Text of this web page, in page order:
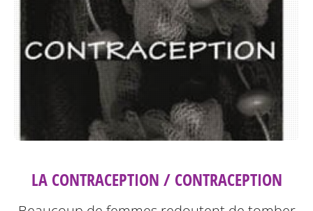
LA CONTRACEPTION / CONTRACEPTION